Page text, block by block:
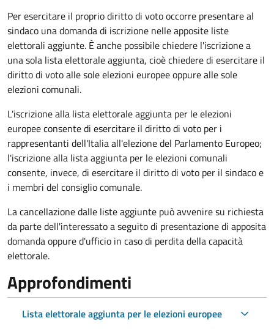
Per esercitare il proprio diritto di voto occorre presentare al
sindaco una domanda di iscrizione nelle apposite liste
elettorali aggiunte. È anche possibile chiedere l'iscrizione a
una sola lista elettorale aggiunta, cioè chiedere di esercitare il
diritto di voto alle sole elezioni europee oppure alle sole
elezioni comunali.
L'iscrizione alla lista elettorale aggiunta per le elezioni
europee consente di esercitare il diritto di voto per i
rappresentanti dell'Italia all'elezione del Parlamento Europeo;
l'iscrizione alla lista aggiunta per le elezioni comunali
consente, invece, di esercitare il diritto di voto per il sindaco e
i membri del consiglio comunale.
La cancellazione dalle liste aggiunte può avvenire su richiesta
da parte dell'interessato a seguito di presentazione di apposita
domanda oppure d'ufficio in caso di perdita della capacità
elettorale.
Approfondimenti
Lista elettorale aggiunta per le elezioni europee